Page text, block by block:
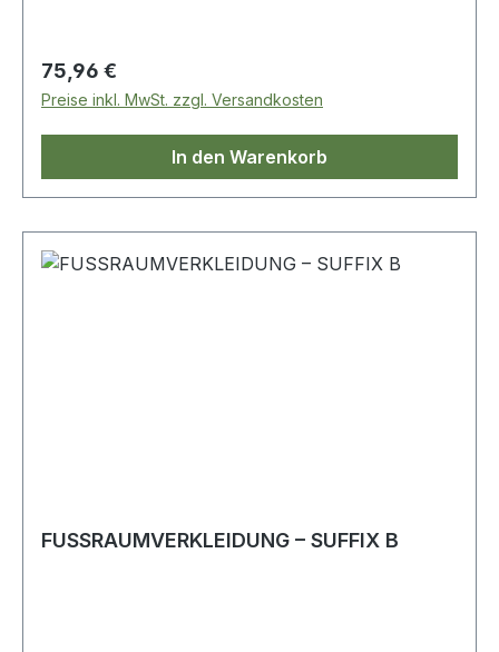
Regulärer Preis:
75,96 €
Preise inkl. MwSt. zzgl. Versandkosten
In den Warenkorb
FUSSRAUMVERKLEIDUNG – SUFFIX B